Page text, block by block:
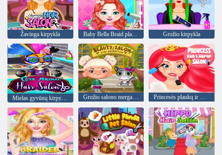
Žavinga kirpykla Baby Bella Braid plaukų salonas Grožio kirpykla
Grožio salono mergaičių šukuosenos Princesės plaukų ir makiažo salonas